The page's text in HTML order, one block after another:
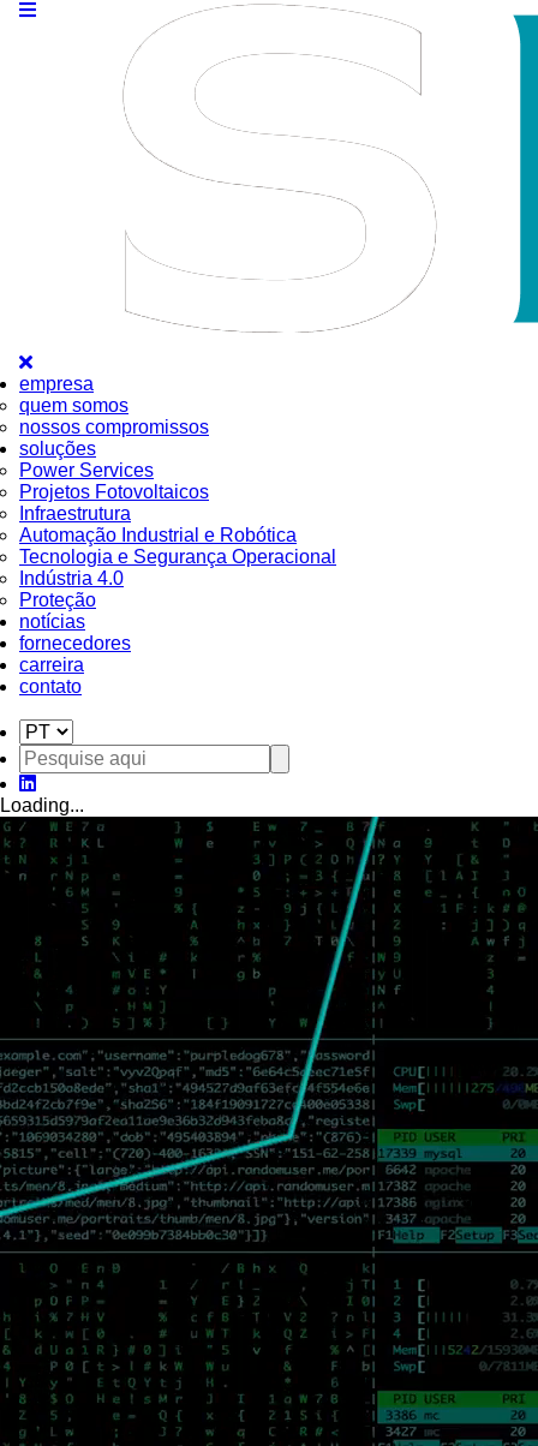
empresa
quem somos
nossos compromissos
soluções
Power Services
Projetos Fotovoltaicos
Infraestrutura
Automação Industrial e Robótica
Tecnologia e Segurança Operacional
Indústria 4.0
Proteção
notícias
fornecedores
carreira
contato
Loading...